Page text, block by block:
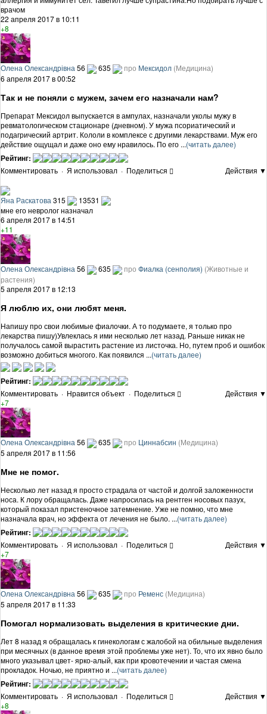
врачом
22 апреля 2017 в 10:11
+8
Олена Олександрівна 56 635 про Мексидол (Медицина)
6 апреля 2017 в 00:52
Так и не поняли с мужем, зачем его назначали нам?
Препарат Мексидол выпускается в ампулах, назначали уколы мужу в
ревматологическом стационаре (дневном). У мужа псориатический и
подагрический артрит. Кололи в комплексе с другими лекарствами. Муж его
действие ощущал и даже оно ему нравилось. По его ...(читать далее)
Рейтинг:
Комментировать · Я использовал · Поделиться Действия ▼
Яна Раскатова 315
13531
мне его невролог назначал
6 апреля 2017 в 14:51
+11
Олена Олександрівна56 635 про Фиалка (сенполия) (Животные и
растения)
5 апреля 2017 в 12:13
Я люблю их, они любят меня.
Напишу про свои любимые фиалочки. А то подумаете, я только про
лекарства пишу)Увлеклась я ими несколько лет назад. Раньше никак не
получалось самой вырастить растение из листочка. Но, путем проб и ошибок
возможно добиться многого. Как появился ...(читать далее)
Рейтинг:
Комментировать · Нравится объект · Поделиться
Действия ▼
+7
Олена Олександрівна 56 635 про Циннабсин (Медицина)
5 апреля 2017 в 11:56
Мне не помог.
Несколько лет назад я просто страдала от частой и долгой заложенности
носа. К лору обращалась. Даже напросилась на рентген носовых пазух,
который показал пристеночное затемнение. Уже не помню, что мне
назначала врач, но эффекта от лечения не было. ...(читать далее)
Рейтинг:
Комментировать · Я использовал · Поделиться
Действия ▼
+7
Олена Олександрівна 56 635 про Ременс (Медицина)
5 апреля 2017 в 11:33
Помогал нормализовать выделения в критические дни.
Лет 8 назад я обращалась к гинекологам с жалобой на обильные выделения
при месячных (в данное время этой проблемы уже нет). То, что их явно было
много указывал цвет- ярко-алый, как при кровотечении и частая смена
прокладок. Ночью, не приятно и ...(читать далее)
Рейтинг:
Комментировать · Я использовал · Поделиться
Действия ▼
+8